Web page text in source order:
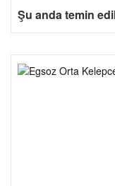
Şu anda temin